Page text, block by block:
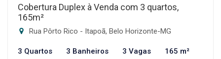
Cobertura Duplex à Venda com 3 quartos,
165m²
Rua Pôrto Rico - Itapoã, Belo Horizonte-MG
3 Quartos 3 Banheiros 3 Vagas 165 m²